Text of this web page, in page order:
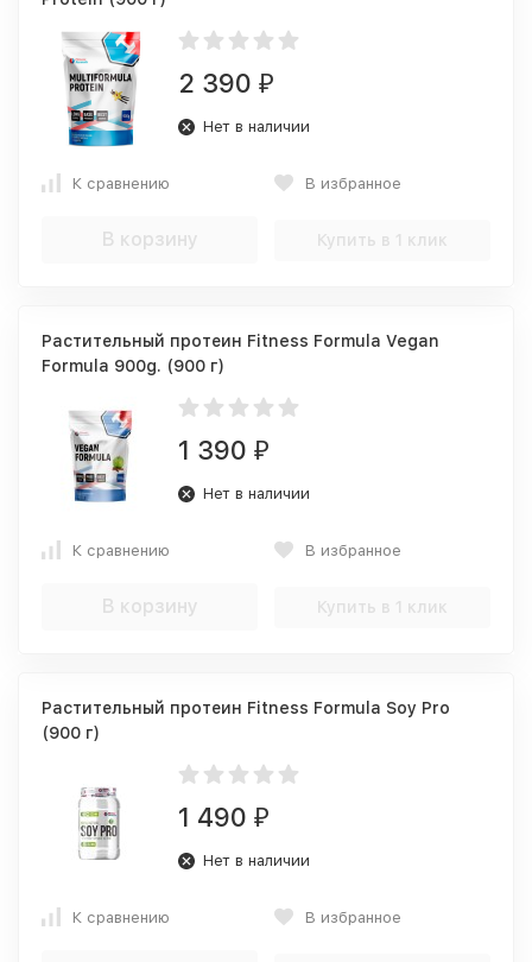
2 390 ₽
Нет в наличии
К сравнению В избранное
В корзину Купить в 1 клик
Растительный протеин Fitness Formula Vegan
Formula 900g. (900 г)
1 390 ₽
Нет в наличии
К сравнению В избранное
В корзину Купить в 1 клик
Растительный протеин Fitness Formula Soy Pro
(900 г)
1 490 ₽
Нет в наличии
К сравнению В избранное